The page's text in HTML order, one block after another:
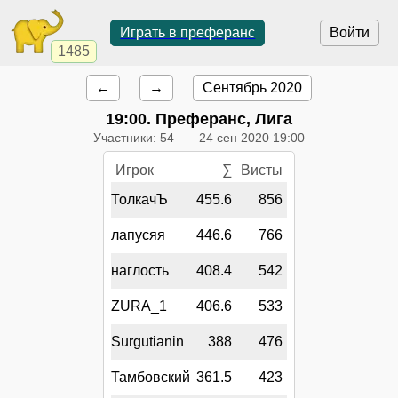
1485
Войти
Играть в преферанс
← → Сентябрь 2020
19:00. Преферанс, Лига
Участники: 54 24 сен 2020 19:00
Игрок ∑
Висты
ТолкачЪ
455.6 856
лапусяя 446.6 766
наглость 408.4 542
ZURA_1 406.6 533
Surgutianin 388 476
Тамбовский 361.5 423